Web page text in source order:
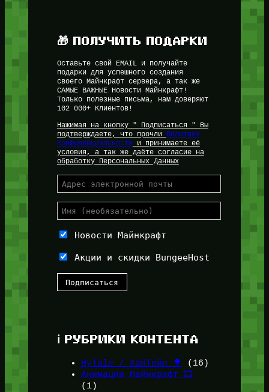
🎁 ПОЛУЧИТЬ ПОДАРКИ
Оставьте свой EMAIL и получайте
подарки для успешного создания
своего Майнкрафт сервера, а так же
САМЫЕ ВАЖНЫЕ Новости Майнкрафт!
Только полезные письма, нам доверяют
102 000+ Клиентов!
Нажимая на кнопку " Подписаться " Вы
подтверждаете, что прочли
Политику
Конфиденциальностии принимаете её
условия, а так же даёте согласие на
обработку Персональных Данных
Новости Майнкрафт
Акции и скидки BungeeHost
ℹ️ РУБРИКИ КОНТЕНТА
HyTale / ХайТейл 🌳
(16)
Анимации Майнкрафт 🎞️
(1)